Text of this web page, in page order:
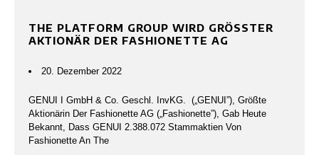
THE PLATFORM GROUP WIRD GRÖSSTER A
KTIONÄR DER FASHIONETTE AG
20. Dezember 2022
GENUI I GmbH & Co. Geschl. InvKG. („GENUI”), Größte
Aktionärin Der Fashionette AG („fashionette”), Gab Heute
Bekannt, Dass GENUI 2.388.072 Stammaktien Von
Fashionette An The